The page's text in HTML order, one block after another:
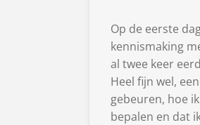
Op de eerste
kennismaking
al twee keer
Heel fijn wel,
gebeuren, hoe
bepalen en dat